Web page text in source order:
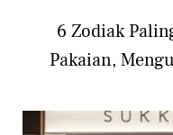
6 Zodiak
Pakaian,